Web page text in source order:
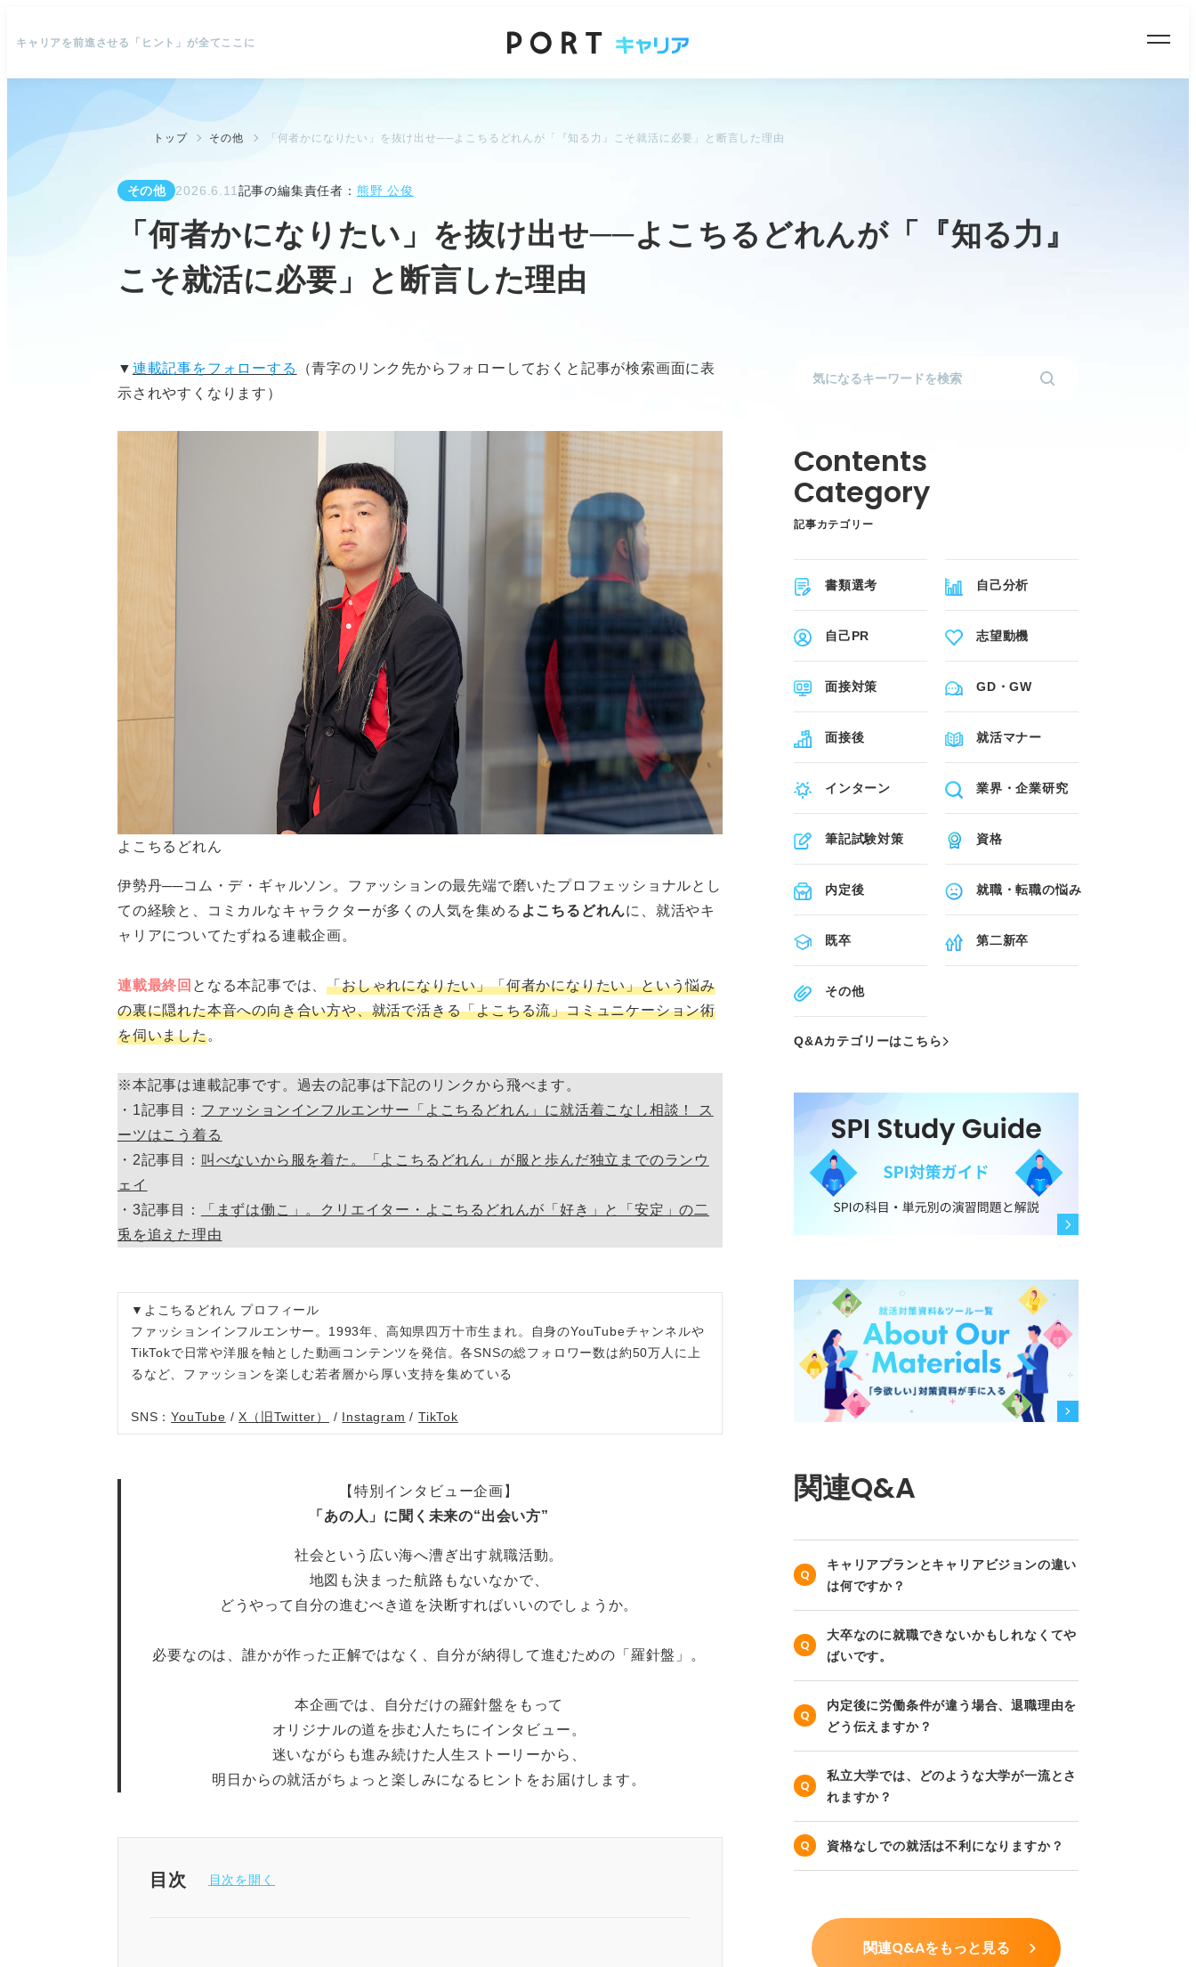
キャリアを前進させる「ヒント」が全てここに
トップ その他 「何者かになりたい」を抜け出せ──よこちるどれんが「『知る力』こそ就活に必要」と断言した理由
その他 2026.6.11 記事の編集責任者： 熊野 公俊
「何者かになりたい」を抜け出せ──よこちるどれんが「『知る力』
こそ就活に必要」と断言した理由
▼ 連載記事をフォローする
（青字のリンク先からフォローしておくと記事が検索画面に表
示されやすくなります）
よこちるどれん
伊勢丹──コム・デ・ギャルソン。ファッションの最先端で磨いたプロフェッショナルとし
ての経験と、コミカルなキャラクターが多くの人気を集める よこちるどれんに、就活やキ
ャリアについてたずねる連載企画。
連載最終回 となる本記事では、「おしゃれになりたい」「何者かになりたい」という悩み
の裏に隠れた本音への向き合い方や、就活で活きる「よこちる流」コミュニケーション術
を伺いました。
※本記事は連載記事です。過去の記事は下記のリンクから飛べます。
・1記事目： ファッションインフルエンサー「よこちるどれん」に就活着こなし相談！ ス
ーツはこう着る
・2記事目： 叫べないから服を着た。「よこちるどれん」が服と歩んだ独立までのランウ
ェイ
・3記事目：
「まずは働こ」。クリエイター・よこちるどれんが「好き」と「安定」の二
兎を追えた理由
▼よこちるどれん プロフィール
ファッションインフルエンサー。1993年、高知県四万十市生まれ。自身のYouTubeチャンネルや
TikTokで日常や洋服を軸とした動画コンテンツを発信。各SNSの総フォロワー数は約50万人に上
るなど、ファッションを楽しむ若者層から厚い支持を集めている
SNS：YouTube /X（旧Twitter） / Instagram /TikTok
【特別インタビュー企画】
「あの人」に聞く未来の“出会い方”
社会という広い海へ漕ぎ出す就職活動。
地図も決まった航路もないなかで、
どうやって自分の進むべき道を決断すればいいのでしょうか。
必要なのは、誰かが作った正解ではなく、自分が納得して進むための「羅針盤」。
本企画では、自分だけの羅針盤をもって
オリジナルの道を歩む人たちにインタビュー。
迷いながらも進み続けた人生ストーリーから、
明日からの就活がちょっと楽しみになるヒントをお届けします。
目次
記事カテゴリー
書類選考 自己分析
自己PR 志望動機
面接対策 GD・GW
面接後 就活マナー
インターン 業界・企業研究
筆記試験対策 資格
内定後 就職・転職の悩み
既卒 第二新卒
その他
Q&Aカテゴリーはこちら
関連Q&A
キャリアプランとキャリアビジョンの違い
は何ですか？
大卒なのに就職できないかもしれなくてや
ばいです。
内定後に労働条件が違う場合、退職理由を
どう伝えますか？
私立大学では、どのような大学が一流とさ
れますか？
資格なしでの就活は不利になりますか？
関連Q&Aをもっと見る